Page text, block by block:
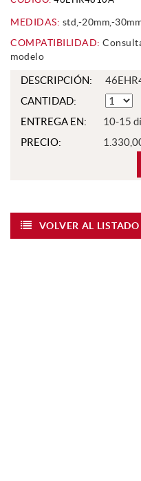
MEDIDAS: std,-20mm,-
COMPATIBILIDAD:
modelo
DESCRIPCIÓN:
CANTIDAD:
ENTREGA EN:
10-15
PRECIO:
VOLVER AL LISTADO